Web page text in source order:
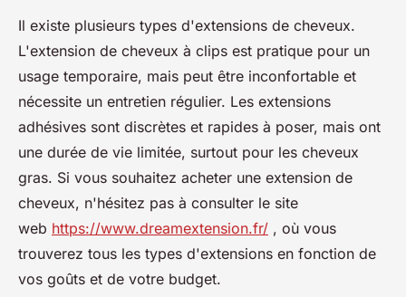
Il existe plusieurs types d'extensions de cheveux.
L'extension de cheveux à clips est pratique pour un
usage temporaire, mais peut être inconfortable et
nécessite un entretien régulier. Les extensions
adhésives sont discrètes et rapides à poser, mais ont
une durée de vie limitée, surtout pour les cheveux
gras. Si vous souhaitez acheter une extension de
cheveux, n'hésitez pas à consulter le site
web https://www.dreamextension.fr/ , où vous
trouverez tous les types d'extensions en fonction de
vos goûts et de votre budget.